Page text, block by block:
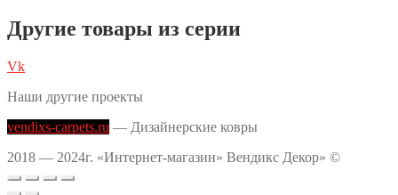
Другие товары из серии
Vk
Наши другие проекты
vendixs-carpets.ru — Дизайнерские ковры
2018 — 2024г. «Интернет-магазин» Вендикс Декор» ©